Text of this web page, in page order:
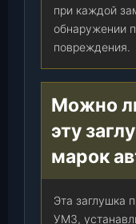
при каждой
обнаружении
повреждения.
Можно
эту
марок
Эта заглушка
УМЗ,